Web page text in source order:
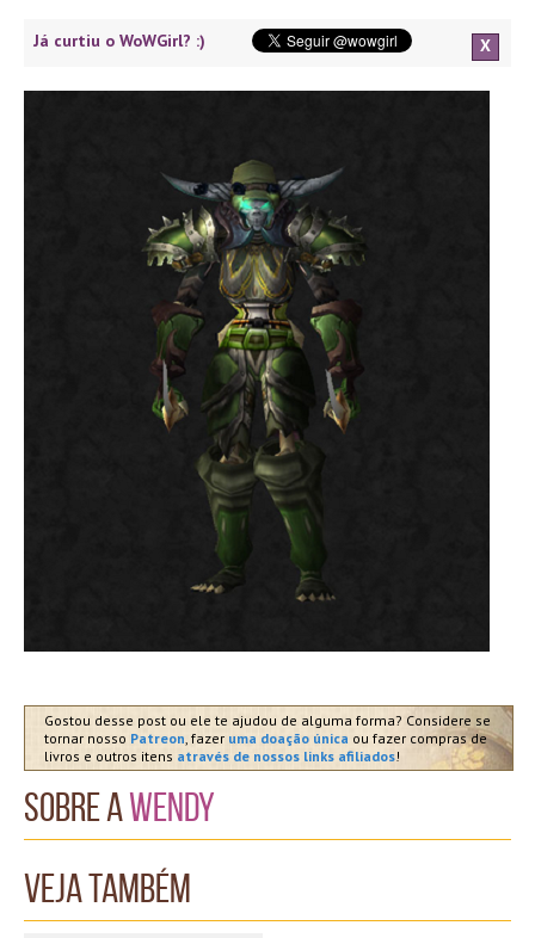
Já curtiu o WoWGirl? :) X
Gostou desse post ou ele te ajudou de alguma forma? Considere se
tornar nosso Patreon, fazer uma doação única ou fazer compras de
livros e outros itens através de nossos links afiliados!
Sobre aWendy
Veja também